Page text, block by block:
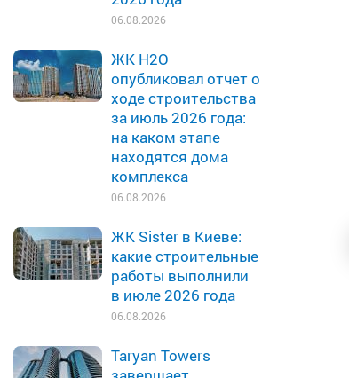
06.08.2026
ЖК H2O
опубликовал отчет о
ходе строительства
за июль 2026 года:
на каком этапе
находятся дома
комплекса
06.08.2026
ЖК Sister в Киеве:
какие строительные
работы выполнили
в июле 2026 года
06.08.2026
Taryan Towers